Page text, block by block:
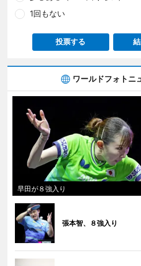
1回もない
投票する
ワールドフォトニ
早田が８強入り
張本智、８強入り